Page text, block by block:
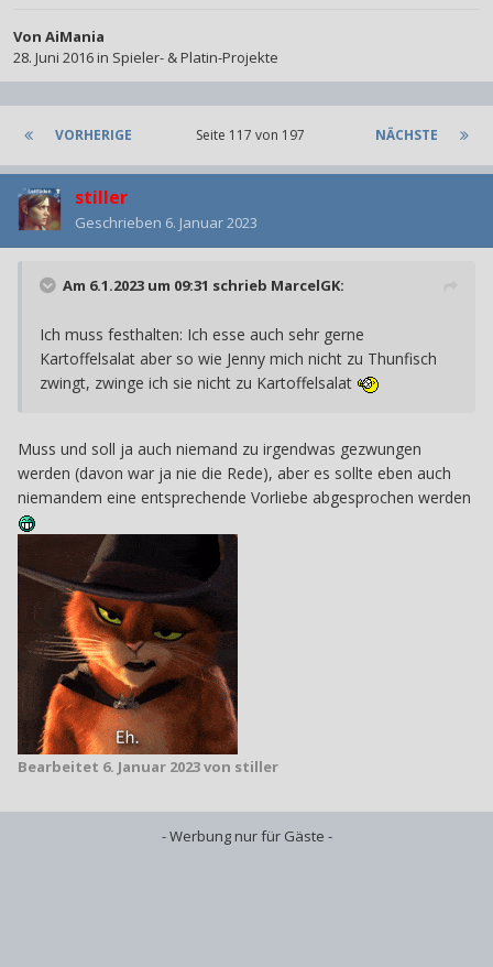
Von AiMania
28. Juni 2016in Spieler- & Platin-Projekte
VORHERIGE NÄCHSTE
Seite 117 von 197
stiller
Geschrieben 6. Januar 2023
Am 6.1.2023 um 09:31 schrieb MarcelGK:
Ich muss festhalten: Ich esse auch sehr gerne
Kartoffelsalat aber so wie Jenny mich nicht zu Thunfisch
zwingt, zwinge ich sie nicht zu Kartoffelsalat
Muss und soll ja auch niemand zu irgendwas gezwungen
werden (davon war ja nie die Rede), aber es sollte eben auch
niemandem eine entsprechende Vorliebe abgesprochen werden
Bearbeitet 6. Januar 2023von stiller
- Werbung nur für Gäste -